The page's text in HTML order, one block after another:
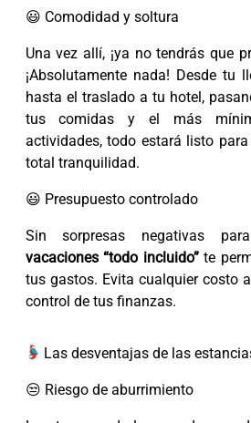
😃 Comodidad y soltura
Una vez allí, ¡ya no tendrás que
¡Absolutamente nada! Desde tu
hasta el traslado a tu hotel,
tus comidas y el más
actividades, todo estará listo
total tranquilidad.
😃 Presupuesto controlado
Sin sorpresas negativas
vacaciones “todo incluido”te
tus gastos. Evita cualquier costo
control de tus finanzas.
Las desventajas de las
😒 Riesgo de aburrimiento